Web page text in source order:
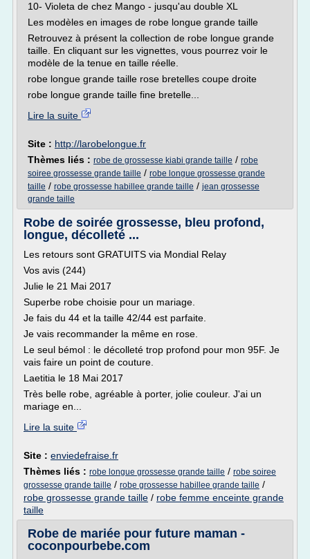
10- Violeta de chez Mango - jusqu'au double XL
Les modèles en images de robe longue grande taille
Retrouvez à présent la collection de robe longue grande
taille. En cliquant sur les vignettes, vous pourrez voir le
modèle de la tenue en taille réelle.
robe longue grande taille rose bretelles coupe droite
robe longue grande taille fine bretelle...
Lire la suite
Site : http://larobelongue.fr
Thèmes liés : robe de grossesse kiabi grande taille / robe
soiree grossesse grande taille / robe longue grossesse grande
taille / robe grossesse habillee grande taille / jean grossesse
grande taille
Robe de soirée grossesse, bleu profond,
longue, décolleté ...
Les retours sont GRATUITS via Mondial Relay
Vos avis (244)
Julie le 21 Mai 2017
Superbe robe choisie pour un mariage.
Je fais du 44 et la taille 42/44 est parfaite.
Je vais recommander la même en rose.
Le seul bémol : le décolleté trop profond pour mon 95F. Je
vais faire un point de couture.
Laetitia le 18 Mai 2017
Très belle robe, agréable à porter, jolie couleur. J'ai un
mariage en...
Lire la suite
Site : enviedefraise.fr
Thèmes liés : robe longue grossesse grande taille / robe soiree
grossesse grande taille / robe grossesse habillee grande taille /
robe grossesse grande taille / robe femme enceinte grande
taille
Robe de mariée pour future maman -
coconpourbebe.com